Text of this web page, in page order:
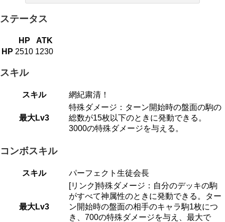
ステータス
HP
ATK
HP 2510 1230
スキル
スキル 網紀粛清！
最大Lv3
特殊ダメージ：ターン開始時の盤面の駒の
総数が15枚以下のときに発動できる。
3000の特殊ダメージを与える。
コンボスキル
スキル パーフェクト生徒会長
最大Lv3
[リンク]特殊ダメージ：自分のデッキの駒
がすべて神属性のときに発動できる。ター
ン開始時の盤面の相手のキャラ駒1枚につ
き、700の特殊ダメージを与え、最大で